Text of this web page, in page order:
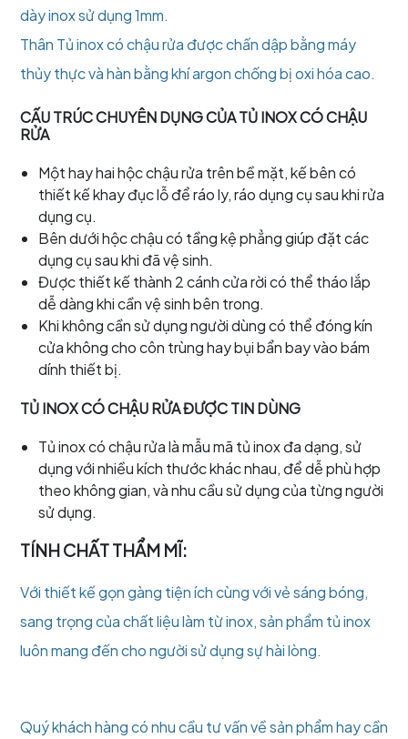
dày inox sử dụng 1mm.
Thân Tủ inox có chậu rửa được chấn dập bằng máy
thủy thực và hàn bằng khí argon chống bị oxi hóa cao.
CẤU TRÚC CHUYÊN DỤNG CỦA TỦ INOX CÓ CHẬU
RỬA
Một hay hai hộc chậu rửa trên bề mặt, kế bên có
thiết kế khay đục lỗ để ráo ly, ráo dụng cụ sau khi rửa
dụng cụ.
Bên dưới hộc chậu có tầng kệ phẳng giúp đặt các
dụng cụ sau khi đã vệ sinh.
Được thiết kế thành 2 cánh cửa rời có thể tháo lắp
dễ dàng khi cần vệ sinh bên trong.
Khi không cần sử dụng người dùng có thể đóng kín
cửa không cho côn trùng hay bụi bẩn bay vào bám
dính thiết bị.
TỦ INOX CÓ CHẬU RỬA ĐƯỢC TIN DÙNG
Tủ inox có chậu rửa là mẫu mã tủ inox đa dạng, sử
dụng với nhiều kích thước khác nhau, để dễ phù hợp
theo không gian, và nhu cầu sử dụng của từng người
sử dụng.
TÍNH CHẤT THẨM MĨ:
Với thiết kế gọn gàng tiện ích cùng với vẻ sáng bóng,
sang trọng của chất liệu làm từ inox, sản phẩm tủ inox
luôn mang đến cho người sử dụng sự hài lòng.
Quý khách hàng có nhu cầu tư vấn về sản phẩm hay cần